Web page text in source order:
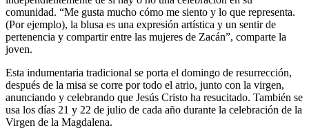
comunidad. “Me gusta mucho cómo me siento y lo que representa.
(Por ejemplo), la blusa es una expresión artística y un sentir de
pertenencia y compartir entre las mujeres de Zacán”, comparte la
joven.
Esta indumentaria tradicional se porta el domingo de resurrección,
después de la misa se corre por todo el atrio, junto con la virgen,
anunciando y celebrando que Jesús Cristo ha resucitado. También se
usa los días 21 y 22 de julio de cada año durante la celebración de la
Virgen de la Magdalena.